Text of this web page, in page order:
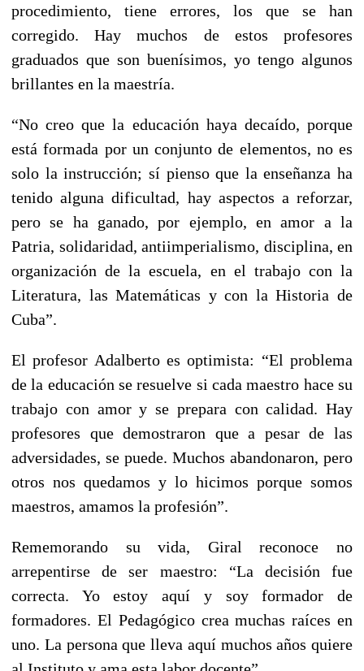
procedimiento, tiene errores, los que se han
corregido. Hay muchos de estos profesores
graduados que son buenísimos, yo tengo algunos
brillantes en la maestría.
“No creo que la educación haya decaído, porque
está formada por un conjunto de elementos, no es
solo la instrucción; sí pienso que la enseñanza ha
tenido alguna dificultad, hay aspectos a reforzar,
pero se ha ganado, por ejemplo, en amor a la
Patria, solidaridad, antiimperialismo, disciplina, en
organización de la escuela, en el trabajo con la
Literatura, las Matemáticas y con la Historia de
Cuba”.
El profesor Adalberto es optimista: “El problema
de la educación se resuelve si cada maestro hace su
trabajo con amor y se prepara con calidad. Hay
profesores que demostraron que a pesar de las
adversidades, se puede. Muchos abandonaron, pero
otros nos quedamos y lo hicimos porque somos
maestros, amamos la profesión”.
Rememorando su vida, Giral reconoce no
arrepentirse de ser maestro: “La decisión fue
correcta. Yo estoy aquí y soy formador de
formadores. El Pedagógico crea muchas raíces en
uno. La persona que lleva aquí muchos años quiere